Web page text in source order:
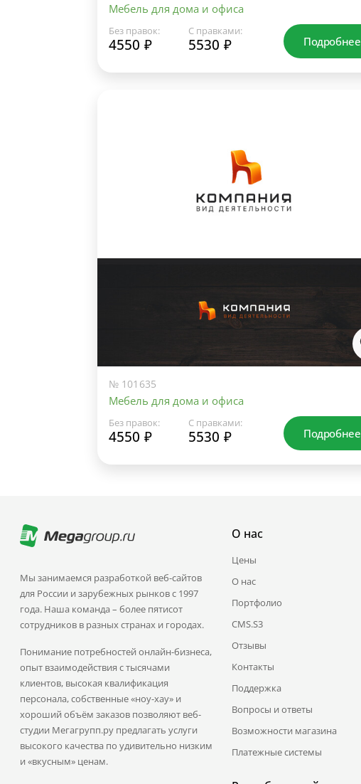
Мебель для дома и офиса
Без правок:
4550 ₽
С правками:
5530 ₽ Подробнее
№ 101635
Мебель для дома и офиса
Без правок:
4550 ₽
С правками:
5530 ₽ Подробнее
Мы занимаемся разработкой веб-сайтов
для России и зарубежных рынков с 1997
года. Наша команда – более пятисот
сотрудников в разных странах и городах.
Понимание потребностей онлайн-бизнеса,
опыт взаимодействия с тысячами
клиентов, высокая квалификация
персонала, собственные «ноу-хау» и
хороший объём заказов позволяют веб-
студии Мегагрупп.ру предлагать услуги
высокого качества по удивительно низким
и «вкусным» ценам.
О нас
Цены
О нас
Портфолио
CMS.S3
Отзывы
Контакты
Поддержка
Вопросы и ответы
Возможности магазина
Платежные системы